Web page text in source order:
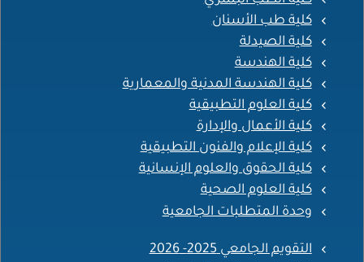
كلية طب الأسنان
كلية الصيدلة
كلية الهندسة
كلية الهندسة المدنية والمعمارية
كلية العلوم التطبيقية
كلية الأعمال والإدارة
كلية الإعلام والفنون التطبيقية
كلية الحقوق والعلوم الإنسانية
كلية العلوم الصحية
وحدة المتطلبات الجامعية
التقويم الجامعي 2025- 2026